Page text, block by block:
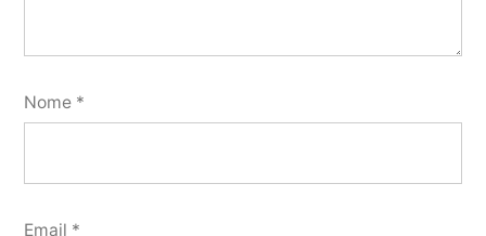
Nome *
Email *